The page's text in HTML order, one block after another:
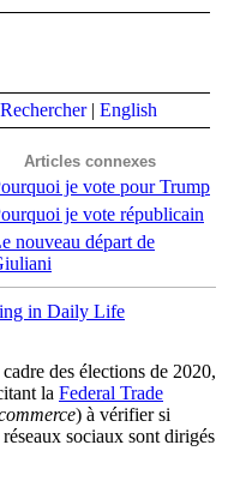
Rechercher| English
Articles connexes
je vote pour Trump
je vote républicain
nouveau départ de
in Daily Life
des élections de 2020,
la Federal Trade
) à vérifier si
sociaux sont dirigés